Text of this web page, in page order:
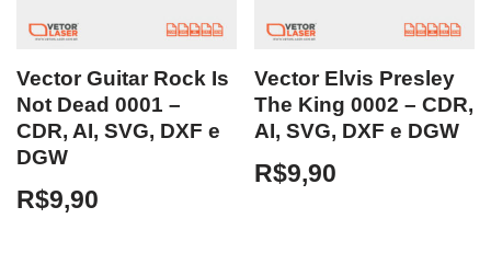
Vector Guitar Rock Is
Not Dead 0001 –
CDR, AI, SVG, DXF e
DGW
R$9,90
Vector Elvis Presley
The King 0002 – CDR,
AI, SVG, DXF e DGW
R$9,90